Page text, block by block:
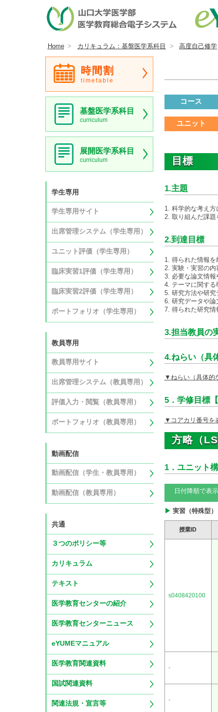
Home カリキュラム：基盤医学系科目 高度自己修学
時間割
timetable
基盤医学系科目
curriculum
展開医学系科目
curriculum
学生専用
学生専用サイト
出席管理システム（学生専用）
ユニット評価（学生専用）
臨床実習1評価（学生専用）
臨床実習2評価（学生専用）
ポートフォリオ（学生専用）
教員専用
教員専用サイト
出席管理システム（教員専用）
評価入力・閲覧（教員専用）
ポートフォリオ（教員専用）
動画配信
動画配信（学生・教員専用）
動画配信（教員専用）
共通
３つのポリシー等
カリキュラム
テキスト
医学教育センターの紹介
医学教育センターニュース
eYUMEマニュアル
医学教育関連資料
国試関連資料
関連法規・宣言等
コース
ユニット
目標
1.主題
1. 科学的な考え
2. 取り組んだ課
2.到達目標
1. 得られた情報
2. 実験・実習の
3. 必要な論文情
4. テーマに関す
5. 研究方法や研
6. 研究データや
7. 得られた研究
3.担当教員の
4.ねらい（具
▼ねらい（具体的
5．学修目標
▼コアカリ番号を
方略（
1．ユニット
日付降順で表示
実習（特殊型）
授業ID
s0408420100
-
-